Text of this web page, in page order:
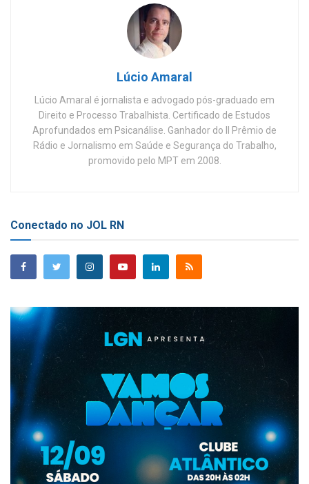
Lúcio Amaral
Lúcio Amaral é jornalista e advogado pós-graduado em
Direito e Processo Trabalhista. Certificado de Estudos
Aprofundados em Psicanálise. Ganhador do II Prêmio de
Rádio e Jornalismo em Saúde e Segurança do Trabalho,
promovido pelo MPT em 2008.
Conectado no JOL RN